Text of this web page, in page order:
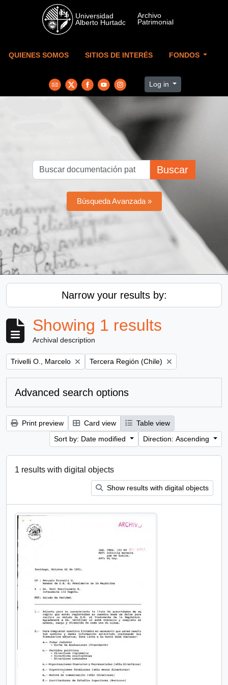
Skip to main content
QUIENES SOMOS SITIOS DE INTERÉS FONDOS
Log in
Buscar
Búsqueda Avanzada »
Narrow your results by:
Showing 1 results
Archival description
Remove filter:
Trivelli O., Marcelo Remove filter:
Tercera Región (Chile)
Advanced search options
Print preview Card view
Table view
Sort by: Date modified
Direction: Ascending
1 results with digital objects
Show results with digital objects